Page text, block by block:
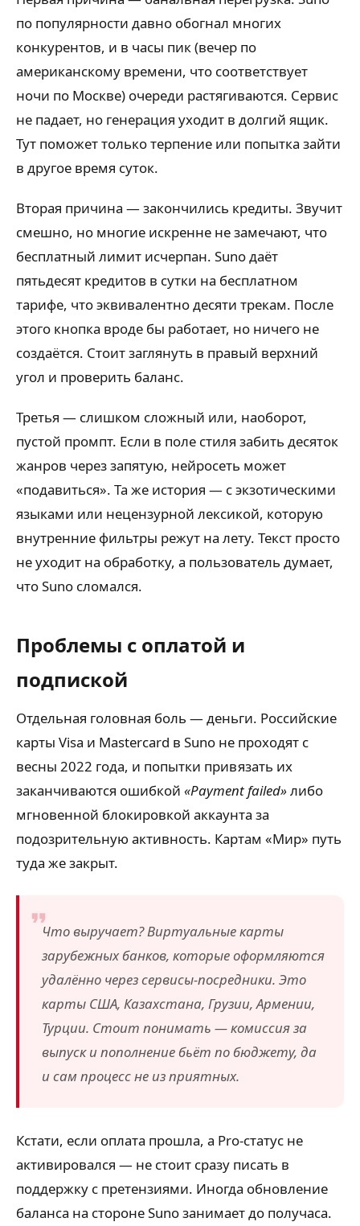
по популярности давно обогнал многих
конкурентов, и в часы пик (вечер по
американскому времени, что соответствует
ночи по Москве) очереди растягиваются. Сервис
не падает, но генерация уходит в долгий ящик.
Тут поможет только терпение или попытка зайти
в другое время суток.
Вторая причина — закончились кредиты. Звучит
смешно, но многие искренне не замечают, что
бесплатный лимит исчерпан. Suno даёт
пятьдесят кредитов в сутки на бесплатном
тарифе, что эквивалентно десяти трекам. После
этого кнопка вроде бы работает, но ничего не
создаётся. Стоит заглянуть в правый верхний
угол и проверить баланс.
Третья — слишком сложный или, наоборот,
пустой промпт. Если в поле стиля забить десяток
жанров через запятую, нейросеть может
«подавиться». Та же история — с экзотическими
языками или нецензурной лексикой, которую
внутренние фильтры режут на лету. Текст просто
не уходит на обработку, а пользователь думает,
что Suno сломался.
Проблемы с оплатой и
подпиской
Отдельная головная боль — деньги. Российские
карты Visa и Mastercard в Suno не проходят с
весны 2022 года, и попытки привязать их
заканчиваются ошибкой «Payment failed»либо
мгновенной блокировкой аккаунта за
подозрительную активность. Картам «Мир» путь
туда же закрыт.
Что выручает? Виртуальные карты
зарубежных банков, которые оформляются
удалённо через сервисы-посредники. Это
карты США, Казахстана, Грузии, Армении,
Турции. Стоит понимать — комиссия за
выпуск и пополнение бьёт по бюджету, да
и сам процесс не из приятных.
Кстати, если оплата прошла, а Pro-статус не
активировался — не стоит сразу писать в
поддержку с претензиями. Иногда обновление
баланса на стороне Suno занимает до получаса.